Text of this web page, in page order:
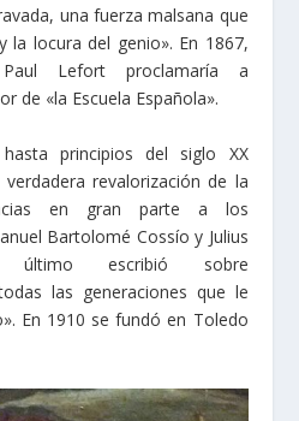
una fuerza malsana que
la locura del genio». En 1867,
Lefort proclamaría a
de «la Escuela Española».
principios del siglo XX
revalorización de la
en gran parte a los
Bartolomé Cossío y Julius
último escribió sobre
las generaciones que le
En 1910 se fundó en Toledo